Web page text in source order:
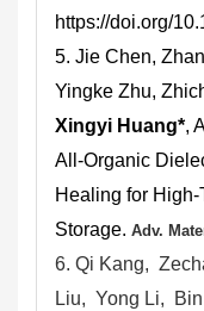
https://doi.org/
5. Jie Chen,
Yingke Zhu,
Xingyi Huang*,
All-Organic
Healing for
Storage. Adv.
6. Qi Kang,
Liu, Yong Li,